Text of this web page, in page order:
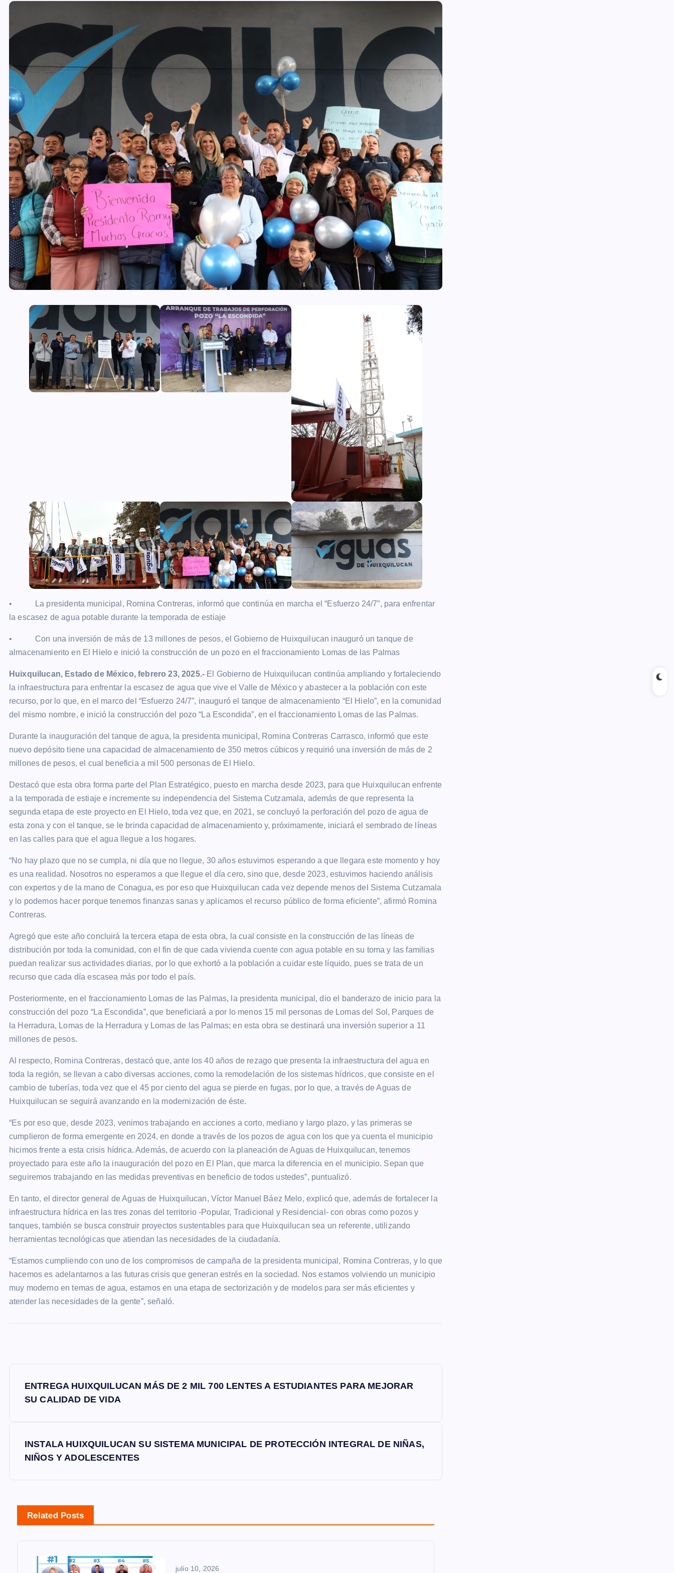
• La presidenta municipal, Romina Contreras, informó que continúa en marcha el “Esfuerzo 24/7”, para enfrentar
la escasez de agua potable durante la temporada de estiaje
• Con una inversión de más de 13 millones de pesos, el Gobierno de Huixquilucan inauguró un tanque de
almacenamiento en El Hielo e inició la construcción de un pozo en el fraccionamiento Lomas de las Palmas
Huixquilucan, Estado de México, febrero 23, 2025.- El Gobierno de Huixquilucan continúa ampliando y fortaleciendo
la infraestructura para enfrentar la escasez de agua que vive el Valle de México y abastecer a la población con este
recurso, por lo que, en el marco del “Esfuerzo 24/7”, inauguró el tanque de almacenamiento “El Hielo”, en la comunidad
del mismo nombre, e inició la construcción del pozo “La Escondida”, en el fraccionamiento Lomas de las Palmas.
Durante la inauguración del tanque de agua, la presidenta municipal, Romina Contreras Carrasco, informó que este
nuevo depósito tiene una capacidad de almacenamiento de 350 metros cúbicos y requirió una inversión de más de 2
millones de pesos, el cual beneficia a mil 500 personas de El Hielo.
Destacó que esta obra forma parte del Plan Estratégico, puesto en marcha desde 2023, para que Huixquilucan enfrente
a la temporada de estiaje e incremente su independencia del Sistema Cutzamala, además de que representa la
segunda etapa de este proyecto en El Hielo, toda vez que, en 2021, se concluyó la perforación del pozo de agua de
esta zona y con el tanque, se le brinda capacidad de almacenamiento y, próximamente, iniciará el sembrado de líneas
en las calles para que el agua llegue a los hogares.
“No hay plazo que no se cumpla, ni día que no llegue, 30 años estuvimos esperando a que llegara este momento y hoy
es una realidad. Nosotros no esperamos a que llegue el día cero, sino que, desde 2023, estuvimos haciendo análisis
con expertos y de la mano de Conagua, es por eso que Huixquilucan cada vez depende menos del Sistema Cutzamala
y lo podemos hacer porque tenemos finanzas sanas y aplicamos el recurso público de forma eficiente”, afirmó Romina
Contreras.
Agregó que este año concluirá la tercera etapa de esta obra, la cual consiste en la construcción de las líneas de
distribución por toda la comunidad, con el fin de que cada vivienda cuente con agua potable en su toma y las familias
puedan realizar sus actividades diarias, por lo que exhortó a la población a cuidar este líquido, pues se trata de un
recurso que cada día escasea más por todo el país.
Posteriormente, en el fraccionamiento Lomas de las Palmas, la presidenta municipal, dio el banderazo de inicio para la
construcción del pozo “La Escondida”, que beneficiará a por lo menos 15 mil personas de Lomas del Sol, Parques de
la Herradura, Lomas de la Herradura y Lomas de las Palmas; en esta obra se destinará una inversión superior a 11
millones de pesos.
Al respecto, Romina Contreras, destacó que, ante los 40 años de rezago que presenta la infraestructura del agua en
toda la región, se llevan a cabo diversas acciones, como la remodelación de los sistemas hídricos, que consiste en el
cambio de tuberías, toda vez que el 45 por ciento del agua se pierde en fugas, por lo que, a través de Aguas de
Huixquilucan se seguirá avanzando en la modernización de éste.
“Es por eso que, desde 2023, venimos trabajando en acciones a corto, mediano y largo plazo, y las primeras se
cumplieron de forma emergente en 2024, en donde a través de los pozos de agua con los que ya cuenta el municipio
hicimos frente a esta crisis hídrica. Además, de acuerdo con la planeación de Aguas de Huixquilucan, tenemos
proyectado para este año la inauguración del pozo en El Plan, que marca la diferencia en el municipio. Sepan que
seguiremos trabajando en las medidas preventivas en beneficio de todos ustedes”, puntualizó.
En tanto, el director general de Aguas de Huixquilucan, Víctor Manuel Báez Melo, explicó que, además de fortalecer la
infraestructura hídrica en las tres zonas del territorio -Popular, Tradicional y Residencial- con obras como pozos y
tanques, también se busca construir proyectos sustentables para que Huixquilucan sea un referente, utilizando
herramientas tecnológicas que atiendan las necesidades de la ciudadanía.
“Estamos cumpliendo con uno de los compromisos de campaña de la presidenta municipal, Romina Contreras, y lo que
hacemos es adelantarnos a las futuras crisis que generan estrés en la sociedad. Nos estamos volviendo un municipio
muy moderno en temas de agua, estamos en una etapa de sectorización y de modelos para ser más eficientes y
atender las necesidades de la gente”, señaló.
NENTREGA HUIXQUILUCAN MÁS DE 2 MIL 700 LENTES A ESTUDIANTES PARA MEJORAR
SU CALIDAD DE VIDA
INSTALA HUIXQUILUCAN SU SISTEMA MUNICIPAL DE PROTECCIÓN INTEGRAL DE NIÑAS,
NIÑOS Y ADOLESCENTES
Related Posts
julio 10, 2026